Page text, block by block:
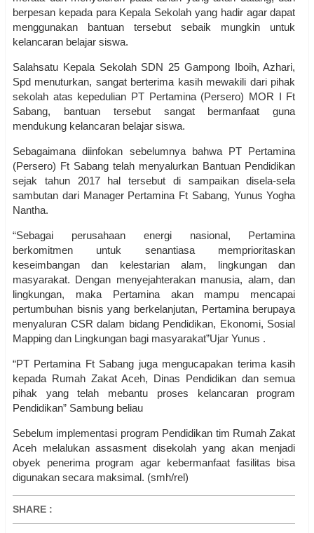
berpesan kepada para Kepala Sekolah yang hadir agar dapat
menggunakan bantuan tersebut sebaik mungkin untuk
kelancaran belajar siswa.
Salahsatu Kepala Sekolah SDN 25 Gampong Iboih, Azhari,
Spd menuturkan, sangat berterima kasih mewakili dari pihak
sekolah atas kepedulian PT Pertamina (Persero) MOR I Ft
Sabang, bantuan tersebut sangat bermanfaat guna
mendukung kelancaran belajar siswa.
Sebagaimana diinfokan sebelumnya bahwa PT Pertamina
(Persero) Ft Sabang telah menyalurkan Bantuan Pendidikan
sejak tahun 2017 hal tersebut di sampaikan disela-sela
sambutan dari Manager Pertamina Ft Sabang, Yunus Yogha
Nantha.
“Sebagai perusahaan energi nasional, Pertamina
berkomitmen untuk senantiasa memprioritaskan
keseimbangan dan kelestarian alam, lingkungan dan
masyarakat. Dengan menyejahterakan manusia, alam, dan
lingkungan, maka Pertamina akan mampu mencapai
pertumbuhan bisnis yang berkelanjutan, Pertamina berupaya
menyaluran CSR dalam bidang Pendidikan, Ekonomi, Sosial
Mapping dan Lingkungan bagi masyarakat”Ujar Yunus .
“PT Pertamina Ft Sabang juga mengucapakan terima kasih
kepada Rumah Zakat Aceh, Dinas Pendidikan dan semua
pihak yang telah mebantu proses kelancaran program
Pendidikan” Sambung beliau
Sebelum implementasi program Pendidikan tim Rumah Zakat
Aceh melalukan assasment disekolah yang akan menjadi
obyek penerima program agar kebermanfaat fasilitas bisa
digunakan secara maksimal. (smh/rel)
SHARE :